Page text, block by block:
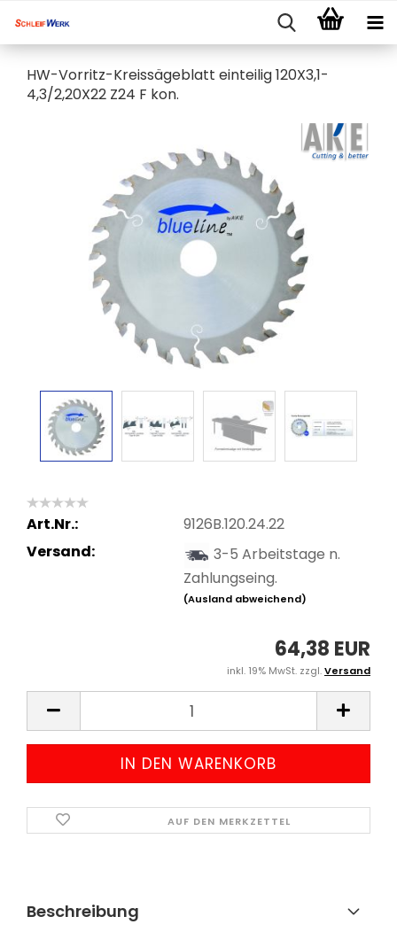
HW-Vorritz-Kreissägeblatt einteilig 120X3,1-
4,3/2,20X22 Z24 F kon.
Art.Nr.:
9126B.120.24.22
Versand:
3-5 Arbeitstage n.
Zahlungseing.
(Ausland abweichend)
64,38 EUR
inkl. 19% MwSt. zzgl.Versand
AUF DEN MERKZETTEL
Beschreibung